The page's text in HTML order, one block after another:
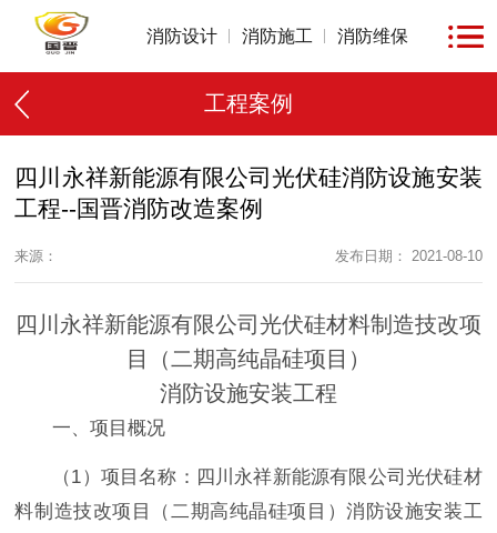
消防设计 消防施工 消防维保
工程案例
四川永祥新能源有限公司光伏硅消防设施安装
工程--国晋消防改造案例
来源： 发布日期： 2021-08-10
四川永祥新能源有限公司光伏硅材料制造技改项
目（二期高纯晶硅项目）
消防设施安装工程
一、项目概况
（1）项目名称：四川永祥新能源有限公司光伏硅材
料制造技改项目（二期高纯晶硅项目）消防设施安装工